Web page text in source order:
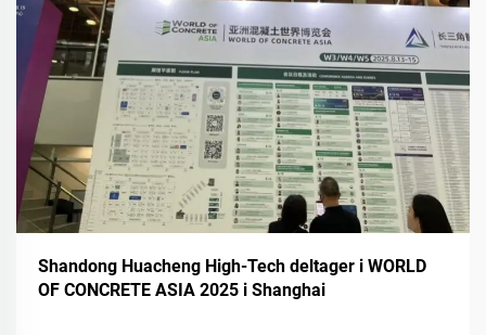
Shandong Huacheng High-Tech deltager i WORLD
OF CONCRETE ASIA 2025 i Shanghai